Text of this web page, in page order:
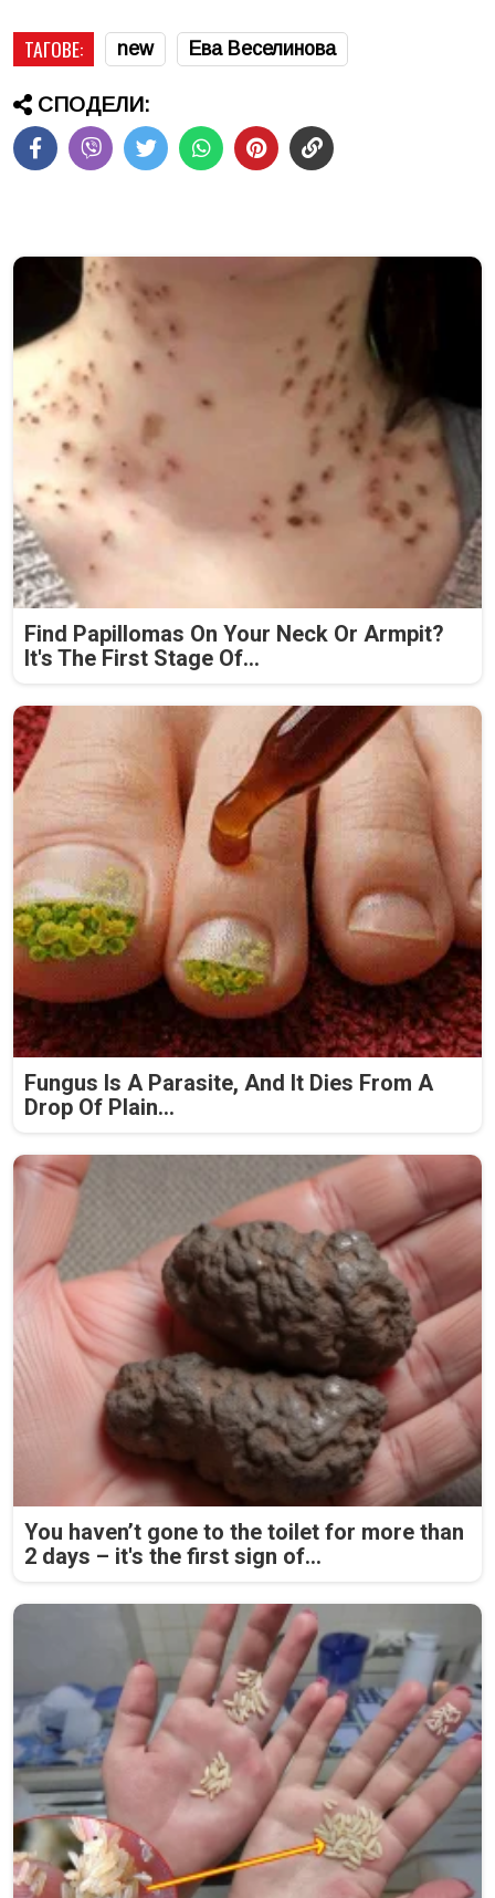
ТАГОВЕ: new Ева Веселинова
СПОДЕЛИ:
Find Papillomas On Your Neck Or Armpit?
It's The First Stage Of...
Fungus Is A Parasite, And It Dies From A
Drop Of Plain...
You haven’t gone to the toilet for more than
2 days – it's the first sign of...